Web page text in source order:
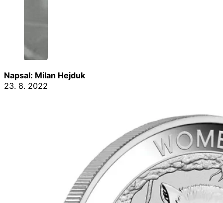
Napsal: Milan Hejduk
23. 8. 2022